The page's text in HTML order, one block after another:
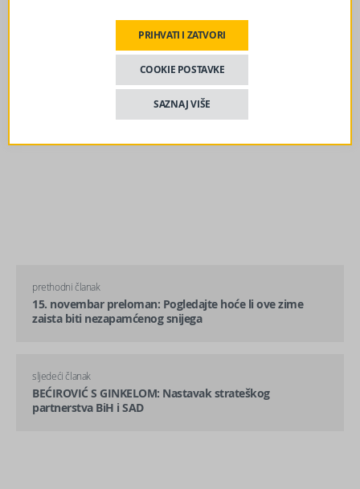
prethodni članak
15. novembar preloman: Pogledajte hoće li ove zime
zaista biti nezapamćenog snijega
sljedeći članak
BEĆIROVIĆ S GINKELOM: Nastavak strateškog
partnerstva BiH i SAD
PRIHVATI I ZATVORI
COOKIE POSTAVKE
SAZNAJ VIŠE